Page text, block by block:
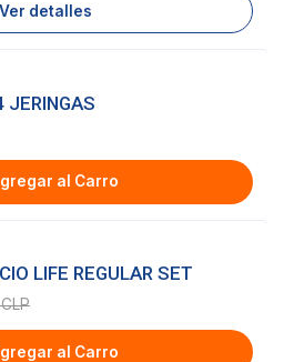
Ver detalles
JERINGAS
al Carro
LIFE REGULAR SET
al Carro